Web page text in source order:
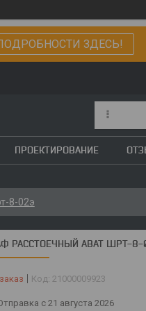
ЗДЕСЬ!
ПРОЕКТИРОВАНИЕ
8-02э
РАССТОЕЧНЫЙ ABAT ШРТ-8-
Код: 21000009923
с 21 августа 2026